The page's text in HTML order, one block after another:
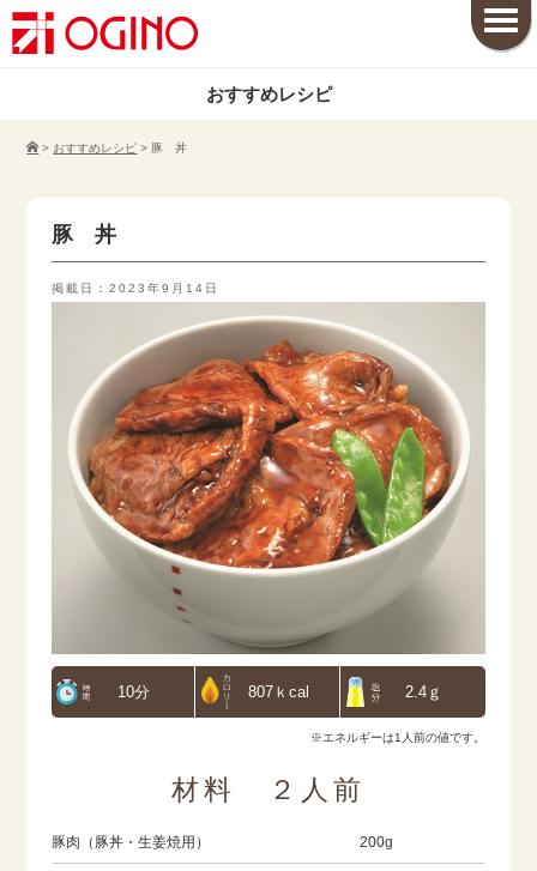
おすすめレシピ
> おすすめレシピ > 豚 丼
豚 丼
掲載日：2023年9月14日
10分 807ｋcal 2.4ｇ
※エネルギーは1人前の値です。
材料 ２人前
豚肉（豚丼・生姜焼用） 200g